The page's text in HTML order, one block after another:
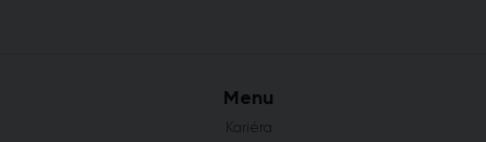
Menu
Kariéra